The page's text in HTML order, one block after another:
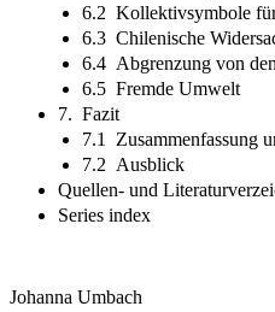
6.2 Kollektivsymbole
6.3 Chilenische
6.4 Abgrenzung von
6.5 Fremde Umwelt
7. Fazit
7.1 Zusammenfassung
7.2 Ausblick
Quellen- und
Series index
Johanna Umbach